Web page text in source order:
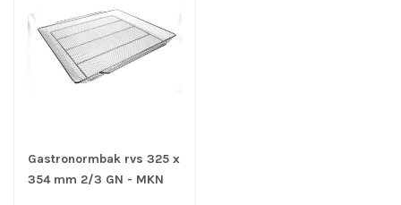
Gastronormbak rvs 325 x
354 mm 2/3 GN - MKN